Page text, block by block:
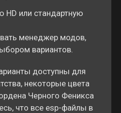
HD или стандартную
менеджер модов,
вариантов.
доступны для
некоторые цвета
Черного Феникса
что все esp-файлы в